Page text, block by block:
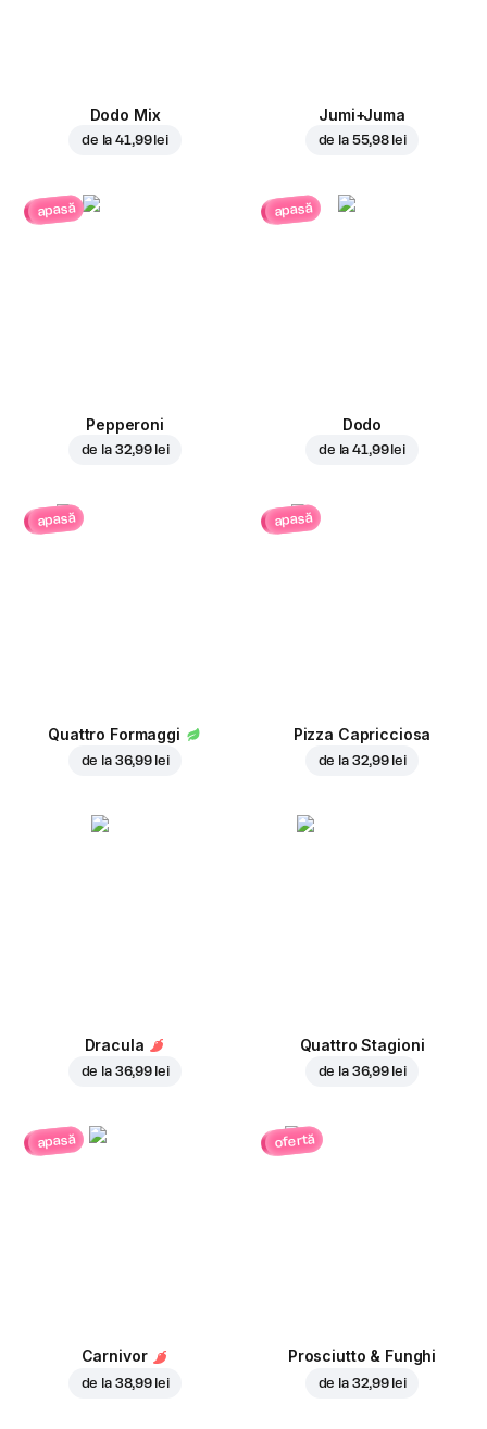
Dodo Mix
de la41,99 lei
Jumi+Juma
de la 55,98 lei
apasă
Pepperoni
de la 32,99 lei
apasă
Dodo
de la41,99 lei
apasă
Quattro Formaggi
de la 36,99 lei
apasă
Pizza Capricciosa
de la 32,99 lei
Dracula
de la 36,99 lei
Quattro Stagioni
de la 36,99 lei
apasă
Carnivor
de la 38,99 lei
ofertă
Prosciutto & Funghi
de la 32,99 lei